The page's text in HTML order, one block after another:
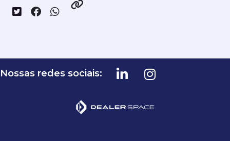
Nossas redes sociais: